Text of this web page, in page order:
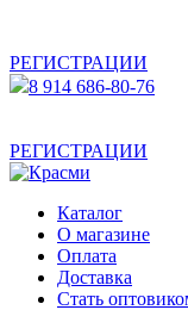
РЕГИСТРАЦИИ
8 914 686-80-76
РЕГИСТРАЦИИ
Каталог
О магазине
Оплата
Доставка
Стать